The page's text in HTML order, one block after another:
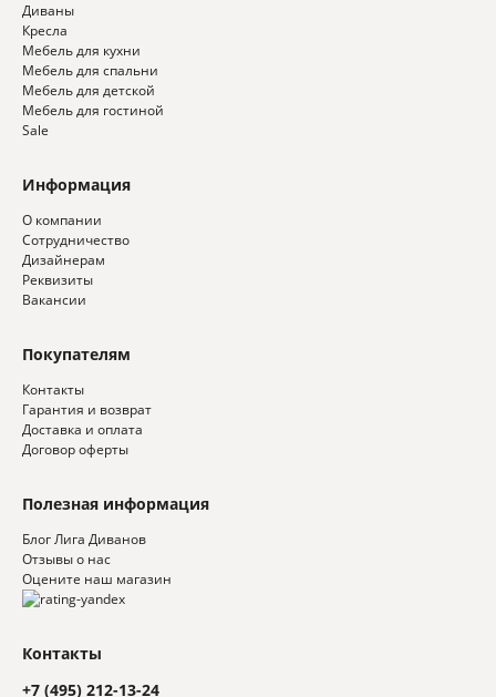
Диваны
Кресла
Мебель для кухни
Мебель для спальни
Мебель для детской
Мебель для гостиной
Sale
Информация
О компании
Сотрудничество
Дизайнерам
Реквизиты
Вакансии
Покупателям
Контакты
Гарантия и возврат
Доставка и оплата
Договор оферты
Контакты
+7 (495) 212-13-24
Полезная информация
Блог Лига Диванов
Отзывы о нас
Оцените наш магазин